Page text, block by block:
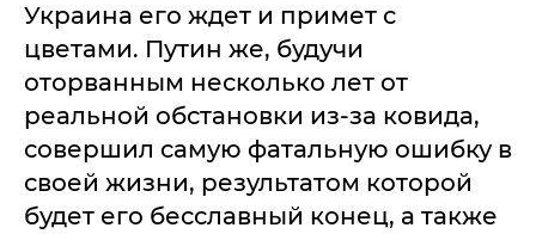
Украина его ждет и примет с
цветами. Путин же, будучи
оторванным несколько лет от
реальной обстановки из-за ковида,
совершил самую фатальную ошибку в
своей жизни, результатом которой
будет его бесславный конец, а также